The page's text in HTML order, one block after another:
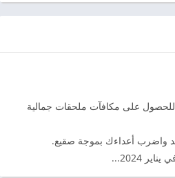
على مكافآت ملحقات جمالية
واضرب أعداءك بموجة صقيع.
2024...